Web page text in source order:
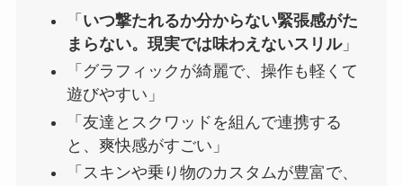
「 いつ撃たれるか分からない緊張感がた
まらない。現実では味わえないスリル」
「グラフィックが綺麗で、操作も軽くて
遊びやすい」
「友達とスクワッドを組んで連携する
と、爽快感がすごい」
「スキンや乗り物のカスタムが豊富で、